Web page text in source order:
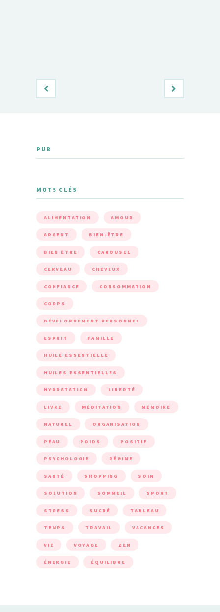
PUB
MOTS CLÉS
ALIMENTATION AMOUR
ARGENT BIEN-ÊTRE
BIEN ÊTRE CAROUSEL
CERVEAU CHEVEUX
CONFIANCE CONSOMMATION
CORPS
DÉVELOPPEMENT PERSONNEL
ESPRIT FAMILLE
HUILE ESSENTIELLE
HUILES ESSENTIELLES
HYDRATATION LIBERTÉ
LIVRE MÉDITATION MÉMOIRE
NATUREL ORGANISATION
PEAU POIDS POSITIF
PSYCHOLOGIE RÉGIME
SANTÉ SHOPPING SOIN
SOLUTION SOMMEIL SPORT
STRESS SUCRÉ TABLEAU
TEMPS TRAVAIL VACANCES
VIE VOYAGE ZEN
ÉNERGIE ÉQUILIBRE